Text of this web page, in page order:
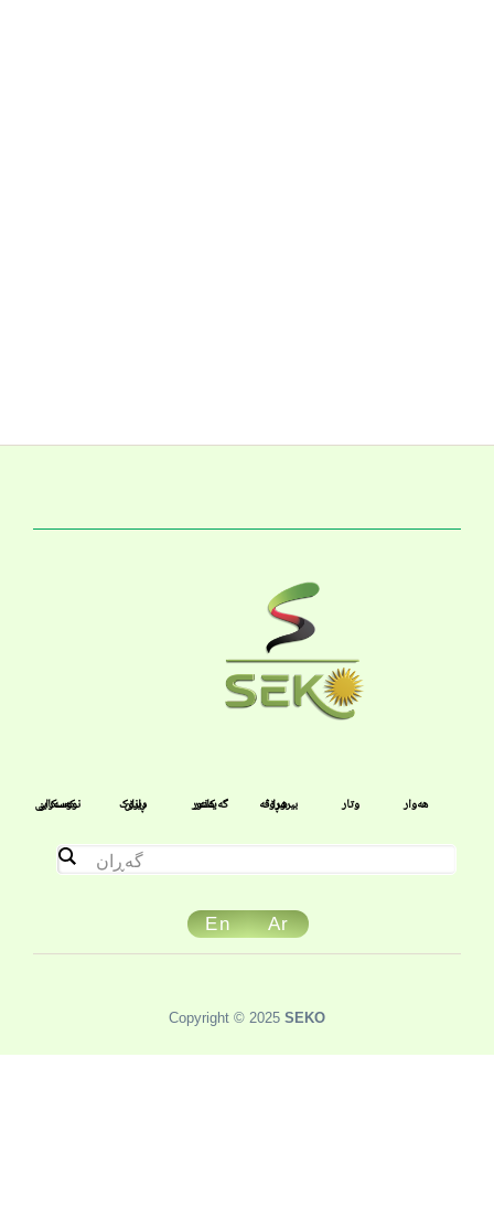
وتار بیروڕا گەیەنەر شرۆڤە کلتور دیرۆک کەسکایی ڕانان نووسەران منداڵان
En
Copyright © 2025